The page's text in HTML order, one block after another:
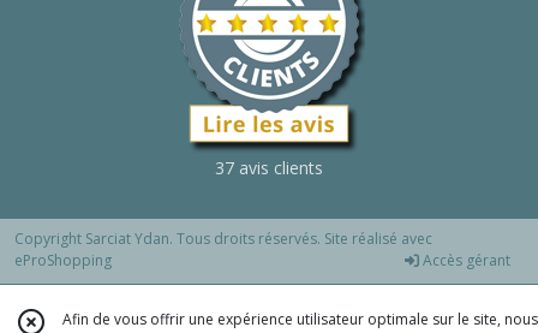
37 avis clients
Copyright Sarciat Ydan. Tous droits réservés. Site réalisé avec
eProShopping
Accès gérant
Afin de vous offrir une expérience utilisateur optimale sur le site, nous